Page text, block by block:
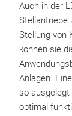
Auch in der
Stellantriebe
Stellung von
können sie
Anlagen.
so
optimal